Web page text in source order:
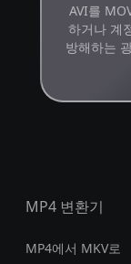
AVI를
하거나 계
방해하는
MP4 변환기
MP4에서 MKV로